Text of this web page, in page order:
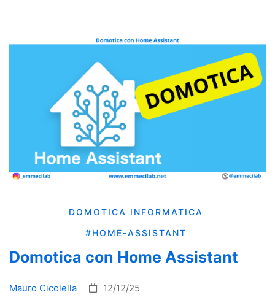
DOMOTICA INFORMATICA
#HOME-ASSISTANT
Domotica con Home Assistant
Mauro Cicolella 12/12/25